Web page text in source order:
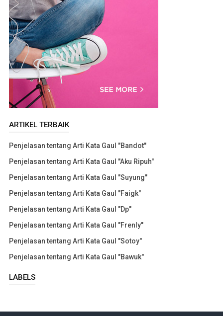
ARTIKEL TERBAIK
Penjelasan tentang Arti Kata Gaul "Bandot"
Penjelasan tentang Arti Kata Gaul "Aku Ripuh"
Penjelasan tentang Arti Kata Gaul "Suyung"
Penjelasan tentang Arti Kata Gaul "Faigk"
Penjelasan tentang Arti Kata Gaul "Dp"
Penjelasan tentang Arti Kata Gaul "Frenly"
Penjelasan tentang Arti Kata Gaul "Sotoy"
Penjelasan tentang Arti Kata Gaul "Bawuk"
LABELS